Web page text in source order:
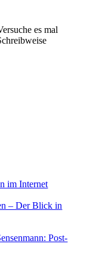
es mal
im Internet
– Der Blick in
Post-